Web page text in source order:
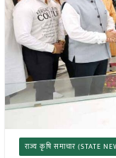
राज्य कृषि समाचार (STATE